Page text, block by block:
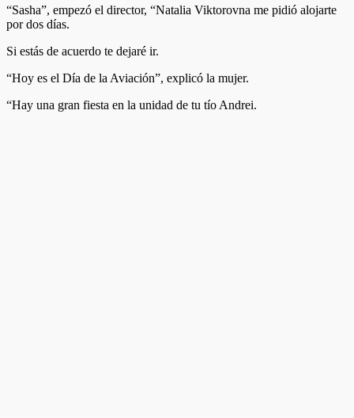
“Sasha”, empezó el director, “Natalia Viktorovna me pidió alojarte
por dos días.
Si estás de acuerdo te dejaré ir.
“Hoy es el Día de la Aviación”, explicó la mujer.
“Hay una gran fiesta en la unidad de tu tío Andrei.